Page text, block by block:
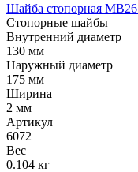
Шайба стопорная
Стопорные шайбы
Внутренний диаметр
130 мм
Наружный диаметр
175 мм
Ширина
2 мм
Артикул
6072
Вес
0.104 кг